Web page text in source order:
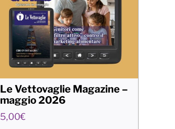
Le Vettovaglie Magazine –
maggio 2026
5,00€